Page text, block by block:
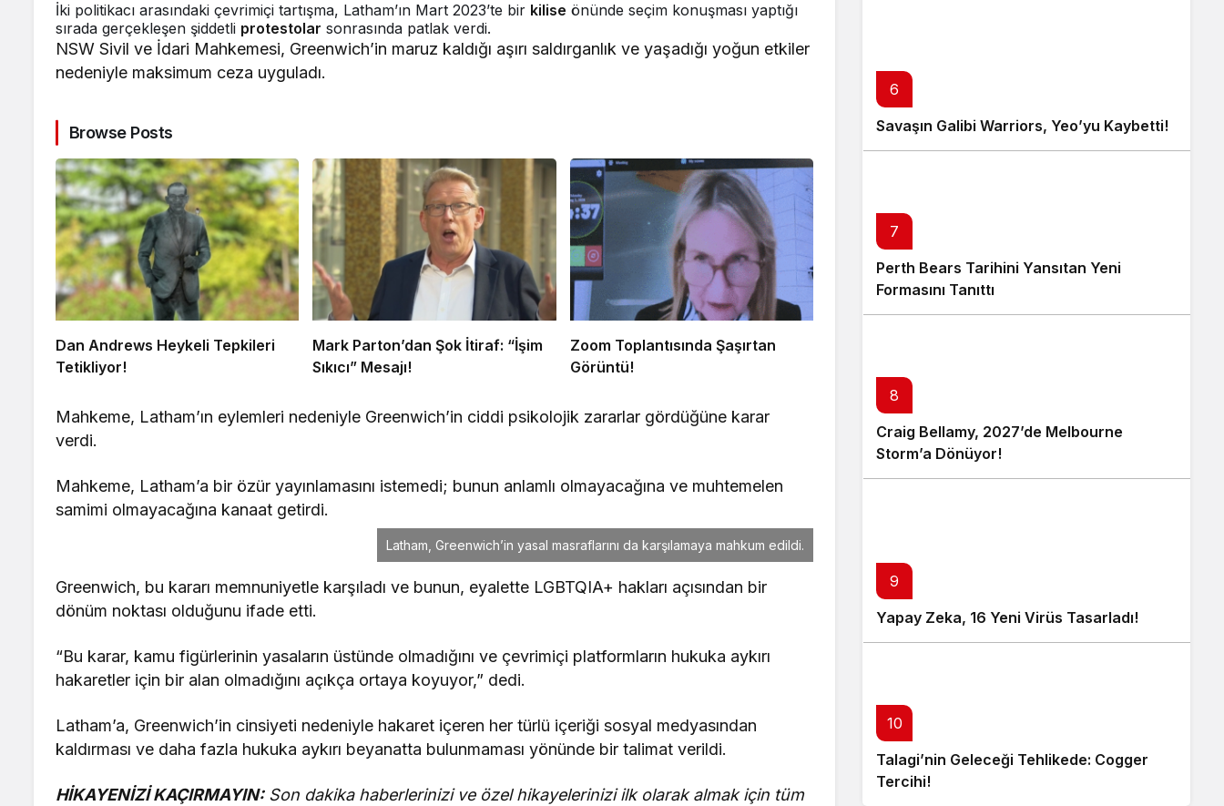
İki politikacı arasındaki çevrimiçi tartışma, Latham’ın Mart 2023’te bir kilise önünde seçim konuşması yaptığı
sırada gerçekleşen şiddetli protestolar sonrasında patlak verdi.
NSW Sivil ve İdari Mahkemesi, Greenwich’in maruz kaldığı aşırı saldırganlık ve yaşadığı yoğun etkiler
nedeniyle maksimum ceza uyguladı.
Browse Posts
Dan Andrews Heykeli Tepkileri
Tetikliyor!
Mark Parton’dan Şok İtiraf: “İşim
Sıkıcı” Mesajı!
Zoom Toplantısında Şaşırtan
Görüntü!
Mahkeme, Latham’ın eylemleri nedeniyle Greenwich’in ciddi psikolojik zararlar gördüğüne karar
verdi.
Mahkeme, Latham’a bir özür yayınlamasını istemedi; bunun anlamlı olmayacağına ve muhtemelen
samimi olmayacağına kanaat getirdi.
Latham, Greenwich’in yasal masraflarını da karşılamaya mahkum edildi.
Greenwich, bu kararı memnuniyetle karşıladı ve bunun, eyalette LGBTQIA+ hakları açısından bir
dönüm noktası olduğunu ifade etti.
“Bu karar, kamu figürlerinin yasaların üstünde olmadığını ve çevrimiçi platformların hukuka aykırı
hakaretler için bir alan olmadığını açıkça ortaya koyuyor,” dedi.
Latham’a, Greenwich’in cinsiyeti nedeniyle hakaret içeren her türlü içeriği sosyal medyasından
kaldırması ve daha fazla hukuka aykırı beyanatta bulunmaması yönünde bir talimat verildi.
HİKAYENİZİ KAÇIRMAYIN: Son dakika haberlerinizi ve özel hikayelerinizi ilk olarak almak için tüm
6
Savaşın Galibi Warriors, Yeo’yu Kaybetti!
7
Perth Bears Tarihini Yansıtan Yeni
Formasını Tanıttı
8
Craig Bellamy, 2027’de Melbourne
Storm’a Dönüyor!
9
Yapay Zeka, 16 Yeni Virüs Tasarladı!
10
Talagi’nin Geleceği Tehlikede: Cogger
Tercihi!